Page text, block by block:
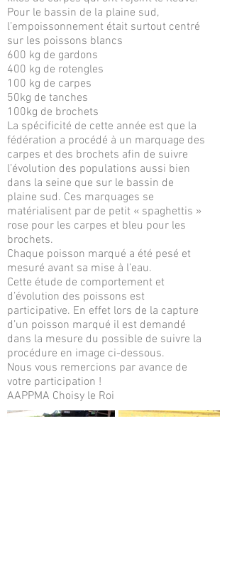
Pour le bassin de la plaine sud,
l’empoissonnement était surtout centré
sur les poissons blancs
600 kg de gardons
400 kg de rotengles
100 kg de carpes
50kg de tanches
100kg de brochets
La spécificité de cette année est que la
fédération a procédé à un marquage des
carpes et des brochets afin de suivre
l’évolution des populations aussi bien
dans la seine que sur le bassin de
plaine sud. Ces marquages se
matérialisent par de petit « spaghettis »
rose pour les carpes et bleu pour les
brochets.
Chaque poisson marqué a été pesé et
mesuré avant sa mise à l’eau.
Cette étude de comportement et
d’évolution des poissons est
participative. En effet lors de la capture
d’un poisson marqué il est demandé
dans la mesure du possible de suivre la
procédure en image ci-dessous.
Nous vous remercions par avance de
votre participation !
AAPPMA Choisy le Roi